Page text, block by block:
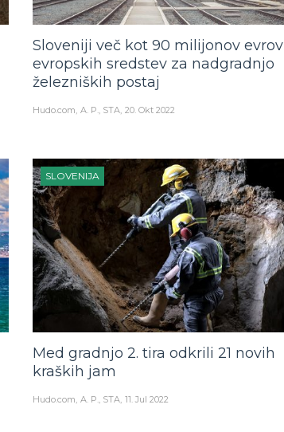
Sloveniji več kot 90 milijonov evrov
evropskih sredstev za nadgradnjo
železniških postaj
Hudo.com A. P., STA 20. Okt 2022
SLOVENIJA
Med gradnjo 2. tira odkrili 21 novih
kraških jam
Hudo.com A. P., STA 11. Jul 2022